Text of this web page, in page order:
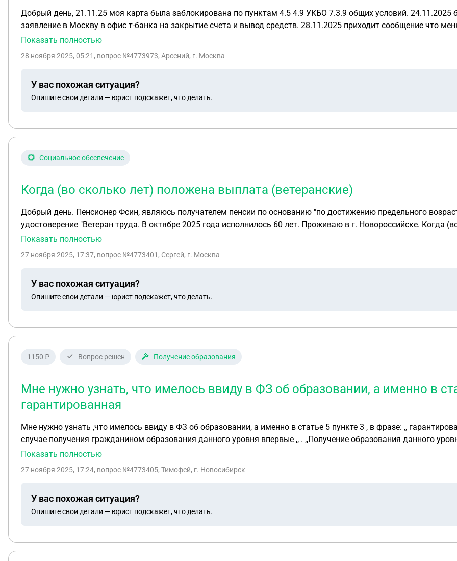
Добрый день, 21.11.25 моя карта была заблокирована по пунктам 4.5 4.9 УКБО 7.3.9 общих условий. 24.11.2025 было отправлено нотариально заверенное
заявление в Москву в офис т-банка на закрытие счета и вывод средств. 28.11.2025 приходит сообщение что
Прошу помогите мне решить данные вопрос, на карте остались все сбережения, нет возможности мне дальше жить без Этих средств, так же оставляю
Показать полностью
28 ноября 2025, 05:21 , вопрос №4773973, Арсений, г. Москва
У вас похожая ситуация?
Опишите свои детали — юрист подскажет, что делать.
Социальное обеспечение
Когда (во сколько лет) положена выплата (ветеранские)
Добрый день. Пенсионер Фсин, являюсь получателем пенсии по основанию "по достижению предельного
удостоверение "Ветеран труда. В октябре 2025 года исполнилось 60 лет. Проживаю в г. Новороссийске. Когда
Показать полностью
27 ноября 2025, 17:37, вопрос №4773401, Сергей, г. Москва
У вас похожая ситуация?
Опишите свои детали — юрист подскажет, что делать.
1150 ₽ Вопрос решен Получение образования
Мне нужно узнать, что имелось ввиду в ФЗ об образовании, а именно в
гарантированная
Мне нужно узнать ,что имелось ввиду в ФЗ об образовании, а именно в статье 5 пункте 3 , в фразе: ,, гарантированная бесплатность высшего образования в
случае получения гражданином образования данного уровня впервые ,, . ,,Получение образования данного
диплома или с момента зачисления и наличия минимально возможного срока обучения ? Вопрос появился потому, что , как мне кажется, зачисление в вуз в
Показать полностью
27 ноября 2025, 17:24, вопрос №4773405, Тимофей, г. Новосибирск
У вас похожая ситуация?
Опишите свои детали — юрист подскажет, что делать.